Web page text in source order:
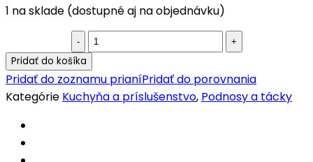
1 na sklade (dostupné aj na objednávku)
Marocký
podnos
na
čaj
Karam
Pridať do košíka
Pridať do zoznamu prianíPridať do porovnania
Kategórie Kuchyňa a príslušenstvo, Podnosy a tácky